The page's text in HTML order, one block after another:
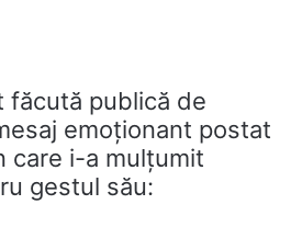
făcută publică de
emoționant postat
care i-a mulțumit
gestul său: